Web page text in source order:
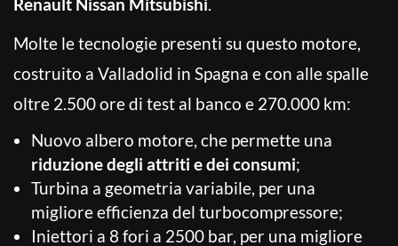
Molte le tecnologie presenti su questo motore,
costruito a Valladolid in Spagna e con alle spalle
oltre 2.500 ore di test al banco e 270.000 km:
Nuovo albero motore, che permette una
riduzione degli attriti e dei consumi;
Turbina a geometria variabile, per una
migliore efficienza del turbocompressore;
Iniettori a 8 fori a 2500 bar, per una migliore